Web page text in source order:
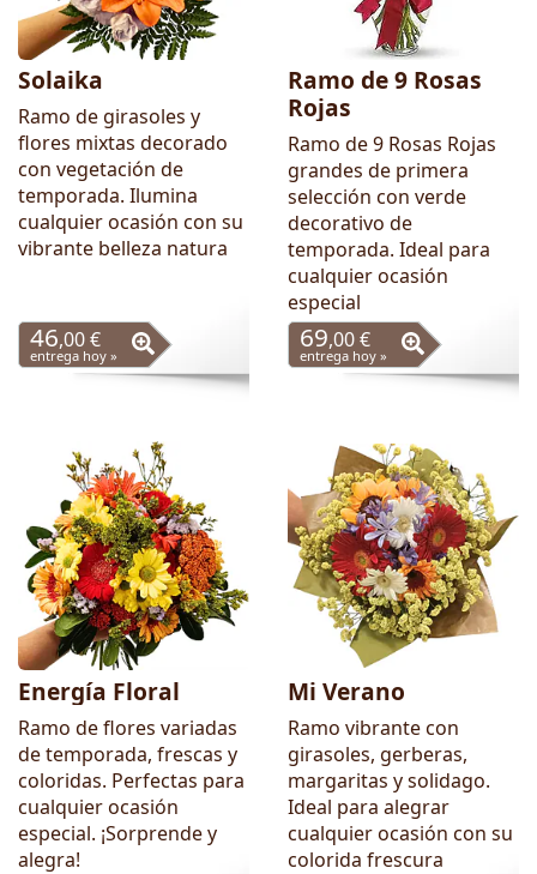
Solaika
Ramo de girasoles y
flores mixtas decorado
con vegetación de
temporada. Ilumina
cualquier ocasión con su
vibrante belleza natura
46,00 €
entrega hoy »
Ramo de 9 Rosas
Rojas
Ramo de 9 Rosas Rojas
grandes de primera
selección con verde
decorativo de
temporada. Ideal para
cualquier ocasión
especial
69,00 €
entrega hoy »
Energía Floral
Ramo de flores variadas
de temporada, frescas y
coloridas. Perfectas para
cualquier ocasión
especial. ¡Sorprende y
alegra!
Mi Verano
Ramo vibrante con
girasoles, gerberas,
margaritas y solidago.
Ideal para alegrar
cualquier ocasión con su
colorida frescura